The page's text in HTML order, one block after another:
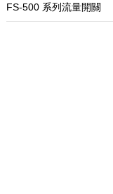
FS-500 系列流量開關